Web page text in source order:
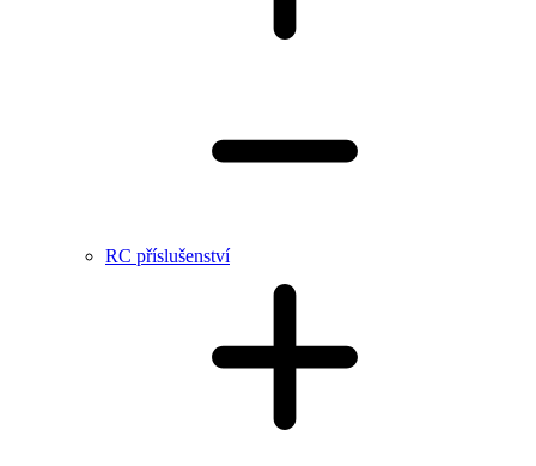
RC příslušenství